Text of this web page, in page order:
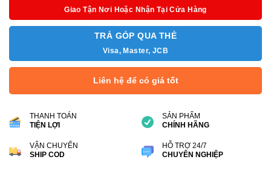
Giao Tận Nơi Hoặc Nhận Tại Cửa Hàng
TRẢ GÓP QUA THẺ
Visa, Master, JCB
Liên hệ để có giá tốt
THANH TOÁN
TIỆN LỢI
SẢN PHẨM
CHÍNH HÃNG
VẬN CHUYỂN
SHIP COD
HỖ TRỢ 24/7
CHUYÊN NGHIỆP